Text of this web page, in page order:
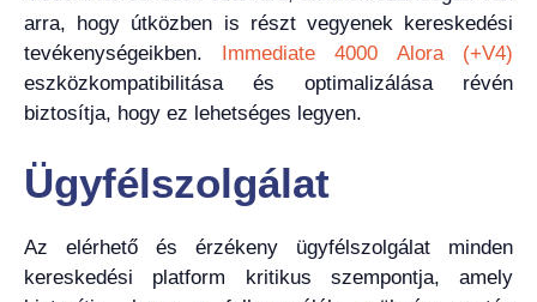
arra, hogy útközben is részt vegyenek kereskedési
tevékenységeikben. Immediate 4000 Alora (+V4)
eszközkompatibilitása és optimalizálása révén
biztosítja, hogy ez lehetséges legyen.
Ügyfélszolgálat
Az elérhető és érzékeny ügyfélszolgálat minden
kereskedési platform kritikus szempontja, amely